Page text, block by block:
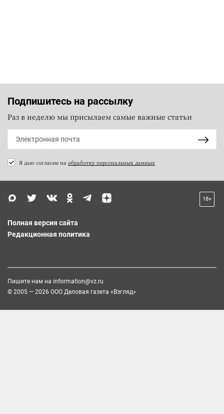
Подпишитесь на рассылку
Раз в неделю мы присылаем самые важные статьи
Я даю согласие на обработку персональных данных
18+
Полная версия сайта
Редакционная политика
Пишите нам на information@vz.ru
© 2005 — 2026 ООО Деловая газета «Взгляд»